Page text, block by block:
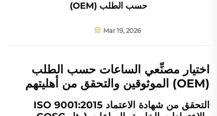
حسب الطلب (OEM)
Mar 19, 2026
اختيار مصنِّعي الساعات حسب الطلب
(OEM) الموثوقين والتحقق من أهليتهم
التحقق من شهادة الاعتماد ISO 9001:2015